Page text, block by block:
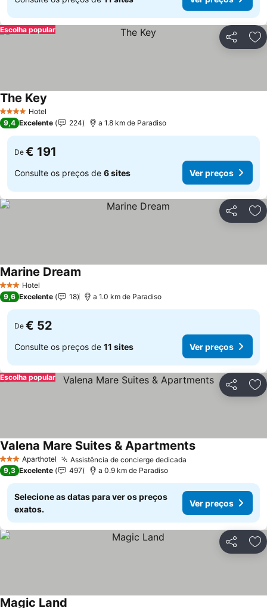
Partilhar
Escolha popular
4 EstrelasHotel
The Key
9,4 Excelente 224 a 1.8 km de Paradiso
De € 191
Consulte os preços de 6 sites Ver preços
Partilhar
3 EstrelasHotel
Marine Dream
9,6 Excelente 18 a 1.0 km de Paradiso
De € 52
Consulte os preços de 11 sites Ver preços
Partilhar
Escolha popular
3 EstrelasAparthotel Assistência de concierge dedicada
Valena Mare Suites & ApartmentsVer preços
9,3 Excelente 497 a 0.9 km de Paradiso
Selecione as datas para ver os preços
exatos.
Ver preços
Partilhar
Magic Land